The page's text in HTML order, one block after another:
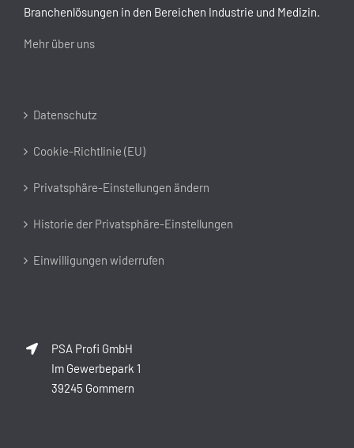
Branchenlösungen in den Bereichen Industrie und Medizin.
Mehr über uns
Datenschutz
Cookie-Richtlinie (EU)
Privatsphäre-Einstellungen ändern
Historie der Privatsphäre-Einstellungen
Einwilligungen widerrufen
PSA Profi GmbH
Im Gewerbepark 1
39245 Gommern